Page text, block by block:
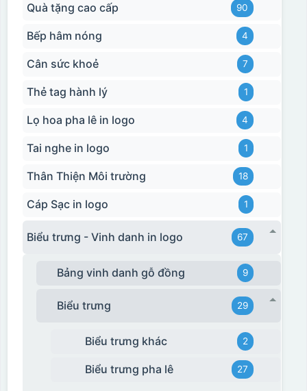
Quà tặng cao cấp 90
Bếp hâm nóng 4
Cân sức khoẻ 7
Thẻ tag hành lý 1
Lọ hoa pha lê in logo 4
Tai nghe in logo 1
Thân Thiện Môi trường 18
Cáp Sạc in logo 1
Biểu trưng - Vinh danh in logo 67
Bảng vinh danh gỗ đồng 9
Biểu trưng 29
Biểu trưng khác 2
Biểu trưng pha lê 27